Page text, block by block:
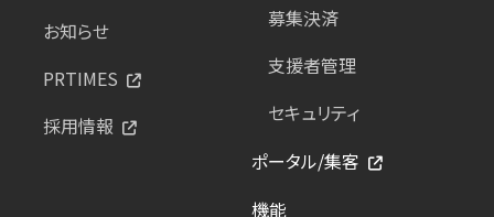
お知らせ
PRTIMES
採用情報
募集決済
支援者管理
セキュリティ
ポータル/集客
機能